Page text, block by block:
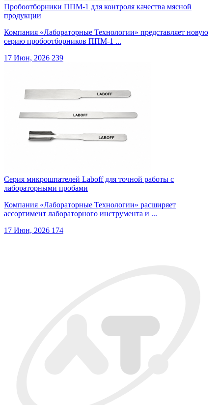
Пробоотборники ППМ-1 для контроля качества мясной
продукции
Компания «Лабораторные Технологии» представляет новую
серию пробоотборников ППМ-1 ...
17 Июн, 2026 239
Серия микрошпателей Laboff для точной работы с
лабораторными пробами
Компания «Лабораторные Технологии» расширяет
ассортимент лабораторного инструмента и ...
17 Июн, 2026 174